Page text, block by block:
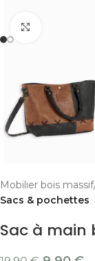
Mobilier bois massif
Sacs & pochettes
Sac à main